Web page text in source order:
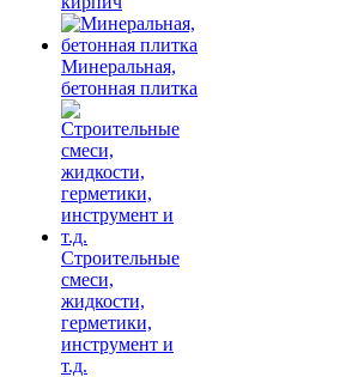
Минеральная,
бетонная плитка
Строительные
смеси,
жидкости,
герметики,
инструмент и
т.д.